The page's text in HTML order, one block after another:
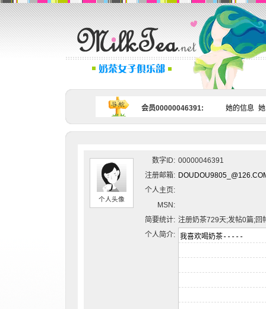
会员00000046391: 她的信息
个人头像
数字ID: 00000046391
注册邮箱:
个人主页:
MSN:
简要统计: 注册奶茶729天;发帖0篇;回
个人简介: